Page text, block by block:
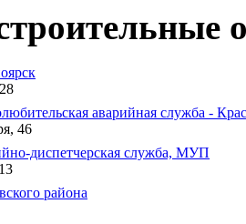
аварийная служба -
46
диспетчерская служба, МУП
района